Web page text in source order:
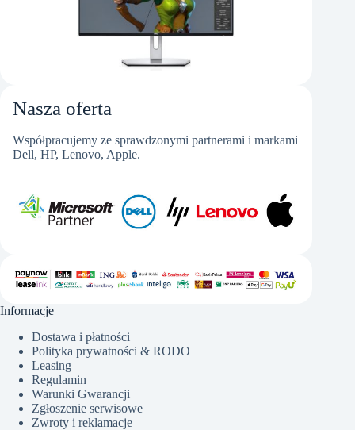
Nasza oferta
Współpracujemy ze sprawdzonymi partnerami i markami
Dell, HP, Lenovo, Apple.
Informacje
Dostawa i płatności
Polityka prywatności & RODO
Leasing
Regulamin
Warunki Gwarancji
Zgłoszenie serwisowe
Zwroty i reklamacje